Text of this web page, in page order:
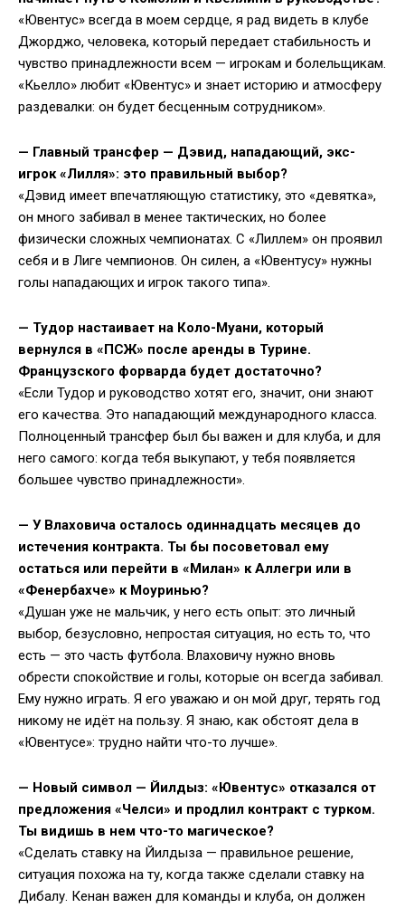
«Ювентус» всегда в моем сердце, я рад видеть в клубе
Джорджо, человека, который передает стабильность и
чувство принадлежности всем — игрокам и болельщикам.
«Кьелло» любит «Ювентус» и знает историю и атмосферу
раздевалки: он будет бесценным сотрудником».
— Главный трансфер — Дэвид, нападающий, экс-
игрок «Лилля»: это правильный выбор?
«Дэвид имеет впечатляющую статистику, это «девятка»,
он много забивал в менее тактических, но более
физически сложных чемпионатах. С «Лиллем» он проявил
себя и в Лиге чемпионов. Он силен, а «Ювентусу» нужны
голы нападающих и игрок такого типа».
— Тудор настаивает на Коло-Муани, который
вернулся в «ПСЖ» после аренды в Турине.
Французского форварда будет достаточно?
«Если Тудор и руководство хотят его, значит, они знают
его качества. Это нападающий международного класса.
Полноценный трансфер был бы важен и для клуба, и для
него самого: когда тебя выкупают, у тебя появляется
большее чувство принадлежности».
— У Влаховича осталось одиннадцать месяцев до
истечения контракта. Ты бы посоветовал ему
остаться или перейти в «Милан» к Аллегри или в
«Фенербахче» к Моуринью?
«Душан уже не мальчик, у него есть опыт: это личный
выбор, безусловно, непростая ситуация, но есть то, что
есть — это часть футбола. Влаховичу нужно вновь
обрести спокойствие и голы, которые он всегда забивал.
Ему нужно играть. Я его уважаю и он мой друг, терять год
никому не идёт на пользу. Я знаю, как обстоят дела в
«Ювентусе»: трудно найти что-то лучше».
— Новый символ — Йилдыз: «Ювентус» отказался от
предложения «Челси» и продлил контракт с турком.
Ты видишь в нем что-то магическое?
«Сделать ставку на Йилдыза — правильное решение,
ситуация похожа на ту, когда также сделали ставку на
Дибалу. Кенан важен для команды и клуба, он должен